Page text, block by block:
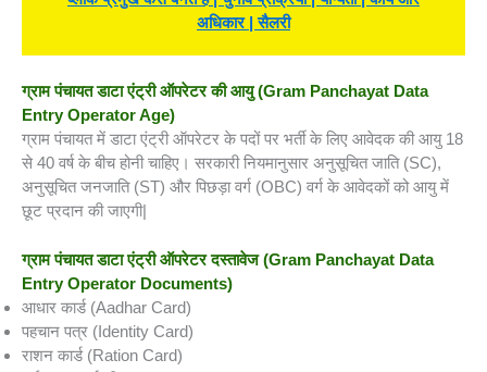
अधिकार | सैलरी
ग्राम पंचायत डाटा एंट्री ऑपरेटर की आयु(Gram Panchayat Data
Entry Operator Age)
ग्राम पंचायत में डाटा एंट्री ऑपरेटर के पदों पर भर्ती के लिए आवेदक की आयु 18
से 40 वर्ष के बीच होनी चाहिए। सरकारी नियमानुसार अनुसूचित जाति (SC),
अनुसूचित जनजाति (ST) और पिछड़ा वर्ग (OBC) वर्ग के आवेदकों को आयु में
छूट प्रदान की जाएगी|
ग्राम पंचायत डाटा एंट्री ऑपरेटर दस्तावेज(Gram Panchayat Data
Entry Operator Documents)
आधार कार्ड (Aadhar Card)
पहचान पत्र (Identity Card)
राशन कार्ड (Ration Card)